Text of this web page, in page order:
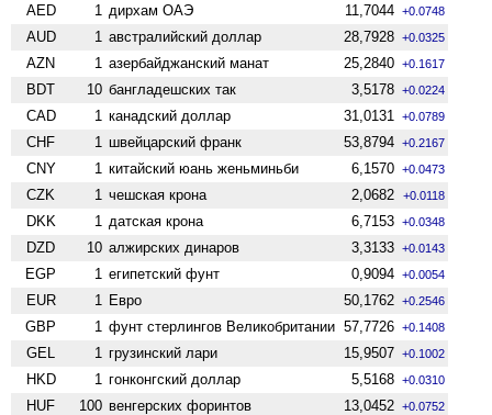
AED
1 дирхам ОАЭ 11,7044 +0.0748
AUD 1 австралийский доллар 28,7928 +0.0325
AZN 1 азербайджанский манат 25,2840 +0.1617
BDT 10 бангладешских так 3,5178 +0.0224
CAD 1 канадский доллар 31,0131 +0.0789
CHF 1 швейцарский франк 53,8794 +0.2167
CNY 1 китайский юань женьминьби 6,1570 +0.0473
CZK 1 чешская крона 2,0682 +0.0118
DKK 1 датская крона 6,7153 +0.0348
DZD 10 алжирских динаров 3,3133 +0.0143
EGP 1 египетский фунт 0,9094 +0.0054
EUR 1 Евро 50,1762 +0.2546
GBP 1 фунт стерлингов Велико­британии 57,7726 +0.1408
GEL 1 грузинский лари 15,9507 +0.1002
HKD 1 гонконгский доллар 5,5168 +0.0310
HUF 100 венгерских форинтов 13,0452 +0.0752